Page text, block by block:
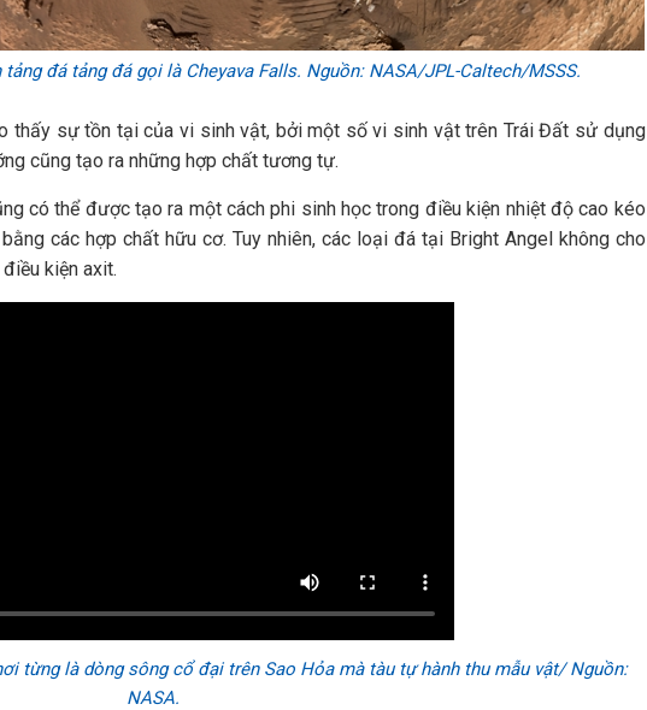
đá tảng đá gọi là Cheyava Falls. Nguồn: NASA/JPL-Caltech/MSSS.
thấy sự tồn tại của vi sinh vật, bởi một số vi sinh vật trên Trái Đất sử dụng
cũng tạo ra những hợp chất tương tự.
có thể được tạo ra một cách phi sinh học trong điều kiện nhiệt độ cao kéo
các hợp chất hữu cơ. Tuy nhiên, các loại đá tại Bright Angel không cho
kiện axit.
từng là dòng sông cổ đại trên Sao Hỏa mà tàu tự hành thu mẫu vật/ Nguồn:
NASA.